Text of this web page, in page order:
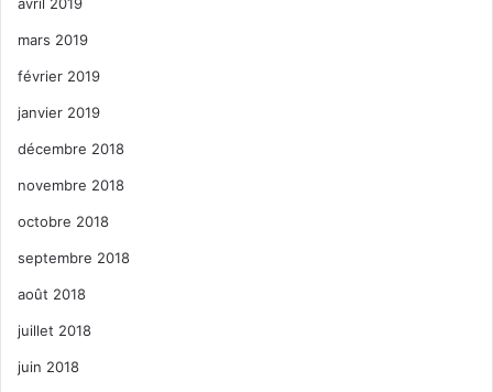
mars 2019
février 2019
janvier 2019
décembre 2018
novembre 2018
octobre 2018
septembre 2018
août 2018
juillet 2018
juin 2018